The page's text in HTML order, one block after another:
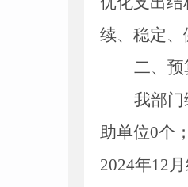
续、稳定、
二、
我部
助单位0个
2024年12